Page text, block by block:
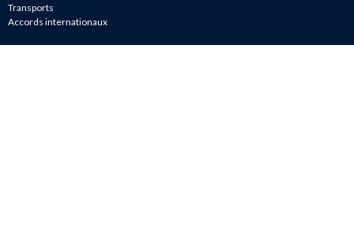
Transports
Accords internationaux